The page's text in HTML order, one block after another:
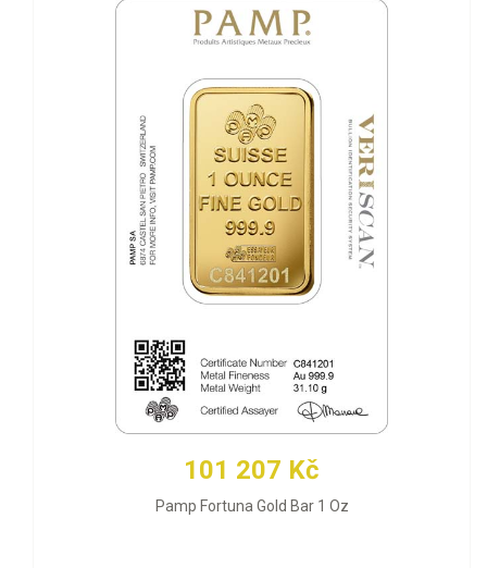
101 207 Kč
Pamp Fortuna Gold Bar 1 Oz